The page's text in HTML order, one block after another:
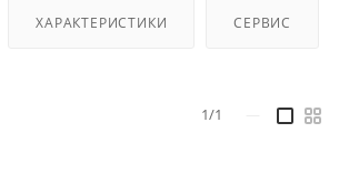
ХАРАКТЕРИСТИКИ СЕРВИС
1/1